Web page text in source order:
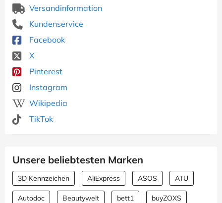
Versandinformation
Kundenservice
Facebook
X
Pinterest
Instagram
Wikipedia
TikTok
Unsere beliebtesten Marken
3D Kennzeichen AliExpress ASOS ATU
Autodoc Beautywelt bett1 buyZOXS